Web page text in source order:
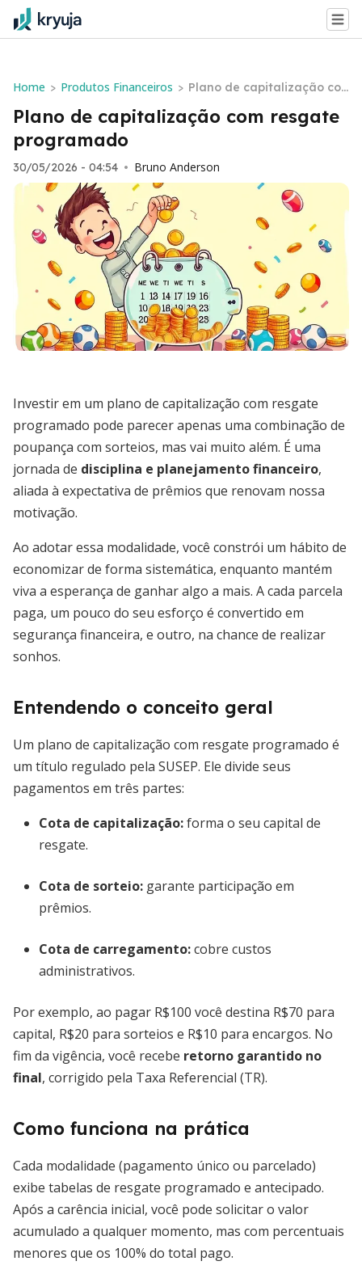
Home > Produtos Financeiros > Plano de capitalização co
m resgate programado
Plano de capitalização com resgate
programado
30/05/2026 - 04:54 • Bruno Anderson
Investir em um plano de capitalização com resgate
programado pode parecer apenas uma combinação de
poupança com sorteios, mas vai muito além. É uma
jornada de disciplina e planejamento financeiro,
aliada à expectativa de prêmios que renovam nossa
motivação.
Ao adotar essa modalidade, você constrói um hábito de
economizar de forma sistemática, enquanto mantém
viva a esperança de ganhar algo a mais. A cada parcela
paga, um pouco do seu esforço é convertido em
segurança financeira, e outro, na chance de realizar
sonhos.
Entendendo o conceito geral
Um plano de capitalização com resgate programado é
um título regulado pela SUSEP. Ele divide seus
pagamentos em três partes:
Cota de capitalização:forma o seu capital de
resgate.
Cota de sorteio: garante participação em
prêmios.
Cota de carregamento:cobre custos
administrativos.
Por exemplo, ao pagar R$100 você destina R$70 para
capital, R$20 para sorteios e R$10 para encargos. No
fim da vigência, você recebe retorno garantido no
final, corrigido pela Taxa Referencial (TR).
Como funciona na prática
Cada modalidade (pagamento único ou parcelado)
exibe tabelas de resgate programado e antecipado.
Após a carência inicial, você pode solicitar o valor
acumulado a qualquer momento, mas com percentuais
menores que os 100% do total pago.